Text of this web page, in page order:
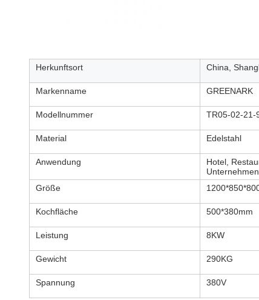
Herkunftsort China,
Markenname GREENARK
Modellnummer TR05-02-21-
Material Edelstahl
Anwendung
Hotel,
Größe
Kochfläche 500*380mm
Leistung 8KW
Gewicht 290KG
Spannung 380V